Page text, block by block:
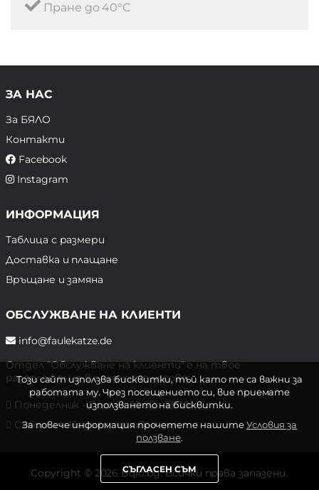
Пране до 40°C
ЗА НАС
За БЯЛО
Контакти
Facebook
Instagram
ИНФОРМАЦИЯ
Таблица с размери
Доставка и плащане
Връщане и замяна
ОБСЛУЖВАНЕ НА КЛИЕНТИ
info@faulekatze.de
Отдел "Обслужване на клиенти" е на твое
разположение в следните часове:
Понеделник - Петък: 10:00 - 19:00 ч.
Събота и Неделя: почивен ден
Copyright © 2026 Bqlo.bg. Всички права запазени.
Този сайт използва бисквитки, тъй като те са важни за
работата му. Чрез посещението си, вие приемате
използването на бисквитки.
За повече информация прочетете нашитеУсловия за
ползване.
СЪГЛАСЕН СЪМ